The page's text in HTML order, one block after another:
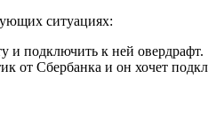
ситуациях:
и подключить к ней овердрафт.
от Сбербанка и он хочет